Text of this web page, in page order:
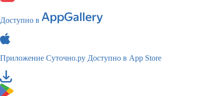
Доступно в
Приложение Суточно.ру Доступно в App Store